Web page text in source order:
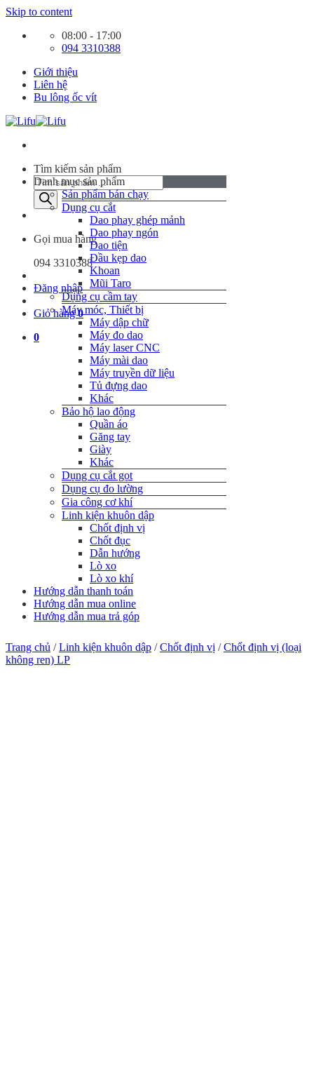
Skip to content
08:00 - 17:00
094 3310388
Giới thiệu
Liên hệ
Bu lông ốc vít
Tìm kiếm sản phẩm
Gọi mua hàng
094 3310388
Đăng nhập
Giỏ hàng0
0
Danh mục sản phẩm
Sản phẩm bán chạy
Dụng cụ cắt
Dao phay ghép mảnh
Dao phay ngón
Dao tiện
Đầu kẹp dao
Khoan
Mũi Taro
Dụng cụ cầm tay
Máy móc, Thiết bị
Máy dập chữ
Máy đo dao
Máy laser CNC
Máy mài dao
Máy truyền dữ liệu
Tủ đựng dao
Khác
Bảo hộ lao động
Quần áo
Găng tay
Giày
Khác
Dụng cụ cắt gọt
Dụng cụ đo lường
Gia công cơ khí
Linh kiện khuôn dập
Chốt định vị
Chốt đục
Dẫn hướng
Lò xo
Lò xo khí
Hướng dẫn thanh toán
Hướng dẫn mua online
Hướng dẫn mua trả góp
Trang chủ / Linh kiện khuôn dập / Chốt định vị / Chốt định vị (loại
không ren) LP